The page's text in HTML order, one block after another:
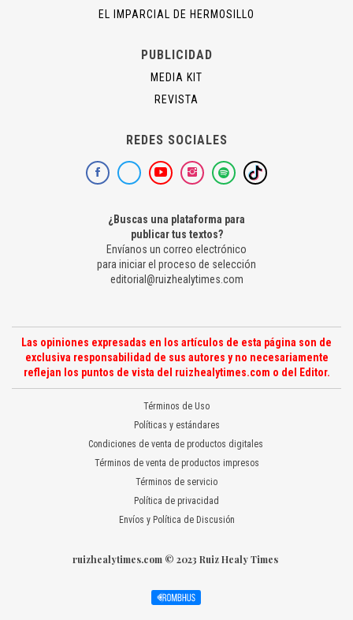
EL IMPARCIAL DE HERMOSILLO
PUBLICIDAD
MEDIA KIT
REVISTA
REDES SOCIALES
¿Buscas una plataforma para
publicar tus textos?
Envíanos un correo electrónico
para iniciar el proceso de selección
editorial@ruizhealytimes.com
Las opiniones expresadas en los artículos de esta página son de
exclusiva responsabilidad de sus autores y no necesariamente
reflejan los puntos de vista del ruizhealytimes.com o del Editor.
Términos de Uso
Políticas y estándares
Condiciones de venta de productos digitales
Términos de venta de productos impresos
Términos de servicio
Política de privacidad
Envíos y Política de Discusión
ruizhealytimes.com © 2023 Ruiz Healy Times